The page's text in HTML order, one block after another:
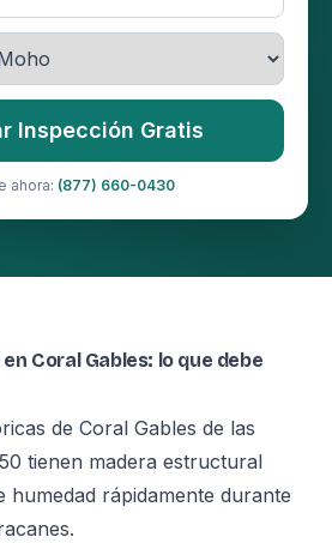
Inspección Gratis
ahora: (877) 660-0430
Coral Gables: lo que debe
de Coral Gables de las
tienen madera estructural
humedad rápidamente durante